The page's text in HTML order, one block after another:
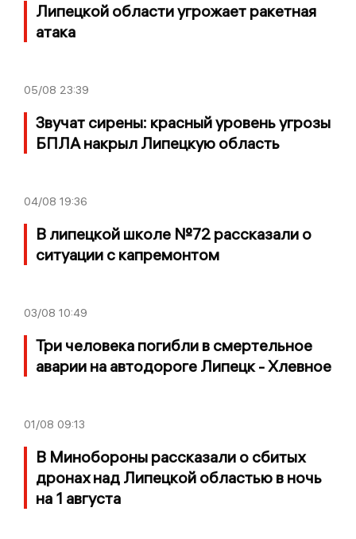
Липецкой области угрожает ракетная
атака
05/08 23:39
Звучат сирены: красный уровень угрозы
БПЛА накрыл Липецкую область
04/08 19:36
В липецкой школе №72 рассказали о
ситуации с капремонтом
03/08 10:49
Три человека погибли в смертельное
аварии на автодороге Липецк - Хлевное
01/08 09:13
В Минобороны рассказали о сбитых
дронах над Липецкой областью в ночь
на 1 августа